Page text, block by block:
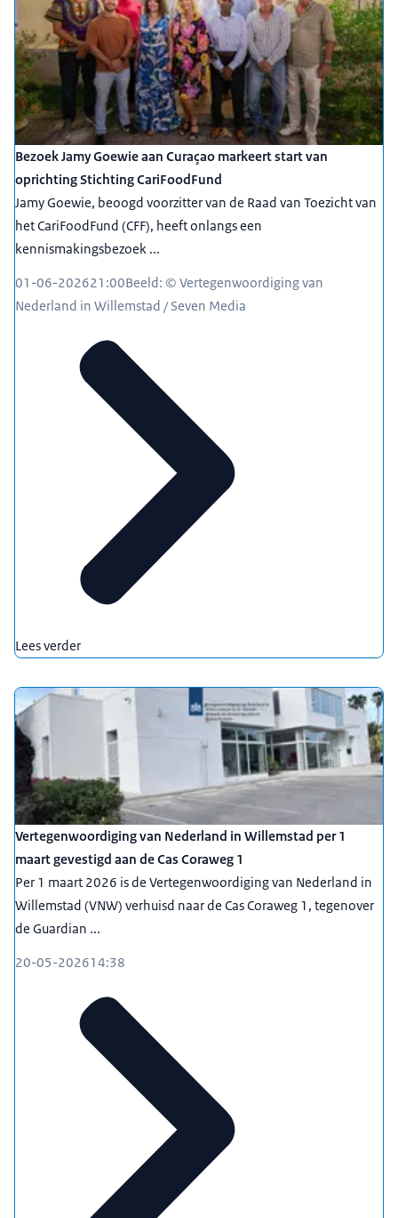
Bezoek Jamy Goewie aan Curaçao markeert start van
oprichting Stichting CariFoodFund
Jamy Goewie, beoogd voorzitter van de Raad van Toezicht van
het CariFoodFund (CFF), heeft onlangs een
kennismakingsbezoek ...
01-06-202621:00Beeld: © Vertegenwoordiging van
Nederland in Willemstad / Seven Media
Lees verder
Vertegenwoordiging van Nederland in Willemstad per 1
maart gevestigd aan de Cas Coraweg 1
Per 1 maart 2026 is de Vertegenwoordiging van Nederland in
Willemstad (VNW) verhuisd naar de Cas Coraweg 1, tegenover
de Guardian ...
20-05-202614:38